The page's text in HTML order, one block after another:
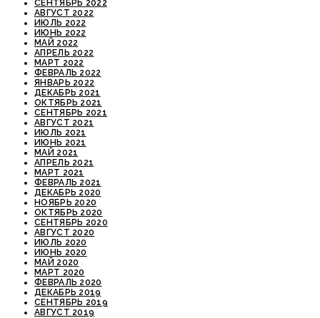
СЕНТЯБРЬ 2022
АВГУСТ 2022
ИЮЛЬ 2022
ИЮНЬ 2022
МАЙ 2022
АПРЕЛЬ 2022
МАРТ 2022
ФЕВРАЛЬ 2022
ЯНВАРЬ 2022
ДЕКАБРЬ 2021
ОКТЯБРЬ 2021
СЕНТЯБРЬ 2021
АВГУСТ 2021
ИЮЛЬ 2021
ИЮНЬ 2021
МАЙ 2021
АПРЕЛЬ 2021
МАРТ 2021
ФЕВРАЛЬ 2021
ДЕКАБРЬ 2020
НОЯБРЬ 2020
ОКТЯБРЬ 2020
СЕНТЯБРЬ 2020
АВГУСТ 2020
ИЮЛЬ 2020
ИЮНЬ 2020
МАЙ 2020
МАРТ 2020
ФЕВРАЛЬ 2020
ДЕКАБРЬ 2019
СЕНТЯБРЬ 2019
АВГУСТ 2019